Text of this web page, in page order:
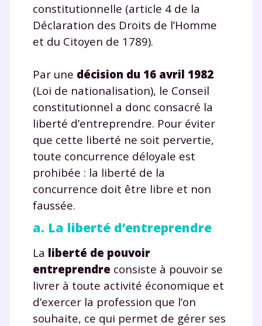
constitutionnelle (article 4 de la
Déclaration des Droits de l’Homme
et du Citoyen de 1789).
Par une décision du 16 avril 1982
(Loi de nationalisation), le Conseil
constitutionnel a donc consacré la
liberté d’entreprendre. Pour éviter
que cette liberté ne soit pervertie,
toute concurrence déloyale est
prohibée : la liberté de la
concurrence doit être libre et non
faussée.
a. La liberté d’entreprendre
La liberté de pouvoir
entreprendre consiste à pouvoir se
livrer à toute activité économique et
d’exercer la profession que l’on
souhaite, ce qui permet de gérer ses